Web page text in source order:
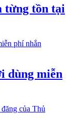
từng tồn tại
dùng miễn